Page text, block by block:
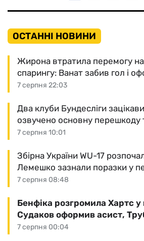
ОСТАННІ НОВИНИ
7 серпня 22:03
Жирона втратила перемогу
спарингу: Ванат забив гол і
7 серпня 10:01
Два клуби Бундесліги
озвучено основну перешкоду
7 серпня 08:48
Збірна України WU-17
Лемешко зазнали поразки у
7 серпня 00:04
Бенфіка розгромила Хартс у
Судаков оформив асист,